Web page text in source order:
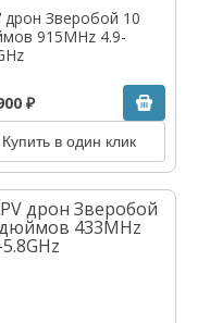
дрон Зверобой 10
915MHz 4.9-
₽
Купить в один клик